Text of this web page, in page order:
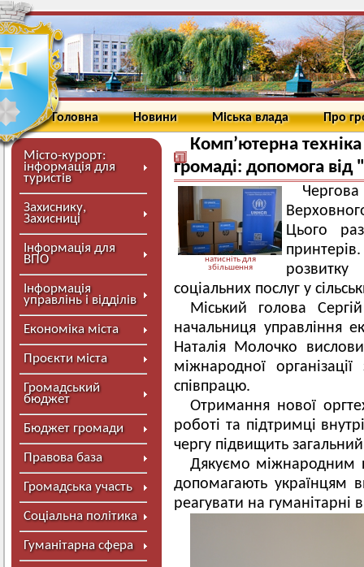
Головна Новини Міська влада Про
Місто-курорт:
інформація для
туристів
Захиснику,
Захисниці
Інформація для
ВПО
Інформація
управлінь і відділів
Економіка міста
Проєкти міста
Громадський
бюджет
Бюджет громади
Правова база
Громадська участь
Соціальна політика
Гуманітарна сфера
Комп’ютерна
громаді: допомога
натисніть для
збільшення
Цього
соціальних послуг у
Міський голова
начальниця управління
Наталія Молочко
міжнародної
співпрацю.
Отримання нової
роботі та підтримці
чергу підвищить
Дякуємо міжнародним
допомагають українцям
реагувати на гуманітарні